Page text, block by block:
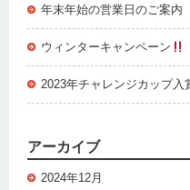
年末年始の営業日のご案内
ウィンターキャンペーン
2023年チャレンジカップ入
アーカイブ
2024年12月